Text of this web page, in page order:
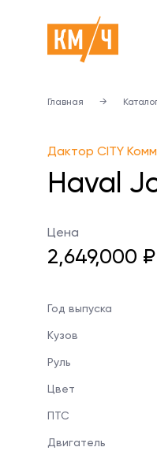
Главная →
Дактор CITY
Haval
Цена
2,649,000 ₽
Год выпуска
Кузов
Руль
Цвет
ПТС
Двигатель